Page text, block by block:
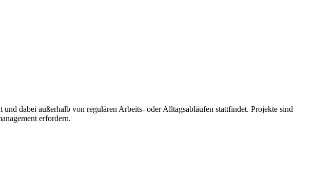
dabei außerhalb von regulären Arbeits- oder Alltagsabläufen stattfindet. Projekte sind
erfordern.